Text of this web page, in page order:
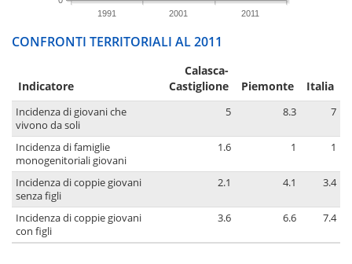
1991 2001 2011
CONFRONTI TERRITORIALI AL 2011
Indicatore
Calasca-
Castiglione
Piemonte Italia
Incidenza di giovani che
vivono da soli
5 8.3 7
Incidenza di famiglie
monogenitoriali giovani
1.6 1 1
Incidenza di coppie giovani
senza figli
2.1 4.1 3.4
Incidenza di coppie giovani
con figli
3.6 6.6 7.4